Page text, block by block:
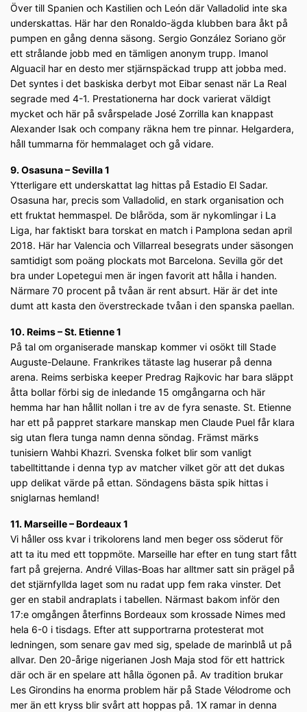
Över till Spanien och Kastilien och León där Valladolid inte ska
underskattas. Här har den Ronaldo-ägda klubben bara åkt på
pumpen en gång denna säsong. Sergio González Soriano gör
ett strålande jobb med en tämligen anonym trupp. Imanol
Alguacil har en desto mer stjärnspäckad trupp att jobba med.
Det syntes i det baskiska derbyt mot Eibar senast när La Real
segrade med 4-1. Prestationerna har dock varierat väldigt
mycket och här på svårspelade José Zorrilla kan knappast
Alexander Isak och company räkna hem tre pinnar. Helgardera,
håll tummarna för hemmalaget och gå vidare.
9. Osasuna – Sevilla 1
Ytterligare ett underskattat lag hittas på Estadio El Sadar.
Osasuna har, precis som Valladolid, en stark organisation och
ett fruktat hemmaspel. De blåröda, som är nykomlingar i La
Liga, har faktiskt bara torskat en match i Pamplona sedan april
2018. Här har Valencia och Villarreal besegrats under säsongen
samtidigt som poäng plockats mot Barcelona. Sevilla gör det
bra under Lopetegui men är ingen favorit att hålla i handen.
Närmare 70 procent på tvåan är rent absurt. Här är det inte
dumt att kasta den överstreckade tvåan i den spanska paellan.
10. Reims – St. Etienne 1
På tal om organiserade manskap kommer vi osökt till Stade
Auguste-Delaune. Frankrikes tätaste lag huserar på denna
arena. Reims serbiska keeper Predrag Rajkovic har bara släppt
åtta bollar förbi sig de inledande 15 omgångarna och här
hemma har han hållit nollan i tre av de fyra senaste. St. Etienne
har ett på pappret starkare manskap men Claude Puel får klara
sig utan flera tunga namn denna söndag. Främst märks
tunisiern Wahbi Khazri. Svenska folket blir som vanligt
tabelltittande i denna typ av matcher vilket gör att det dukas
upp delikat värde på ettan. Söndagens bästa spik hittas i
sniglarnas hemland!
11. Marseille – Bordeaux 1
Vi håller oss kvar i trikolorens land men beger oss söderut för
att ta itu med ett toppmöte. Marseille har efter en tung start fått
fart på grejerna. André Villas-Boas har alltmer satt sin prägel på
det stjärnfyllda laget som nu radat upp fem raka vinster. Det
ger en stabil andraplats i tabellen. Närmast bakom inför den
17:e omgången återfinns Bordeaux som krossade Nimes med
hela 6-0 i tisdags. Efter att supportrarna protesterat mot
ledningen, som senare gav med sig, spelade de marinblå ut på
allvar. Den 20-årige nigerianen Josh Maja stod för ett hattrick
där och är en spelare att hålla ögonen på. Av tradition brukar
Les Girondins ha enorma problem här på Stade Vélodrome och
mer än ett kryss blir svårt att hoppas på. 1X ramar in denna